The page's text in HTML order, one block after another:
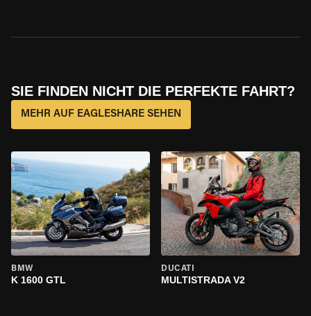
SIE FINDEN NICHT DIE PERFEKTE FAHRT?
MEHR AUF EAGLESHARE SEHEN
BMW
K 1600 GTL
DUCATI
MULTISTRADA V2